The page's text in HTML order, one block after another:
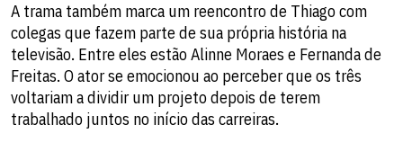
A trama também marca um reencontro de Thiago com
colegas que fazem parte de sua própria história na
televisão. Entre eles estão Alinne Moraes e Fernanda de
Freitas. O ator se emocionou ao perceber que os três
voltariam a dividir um projeto depois de terem
trabalhado juntos no início das carreiras.